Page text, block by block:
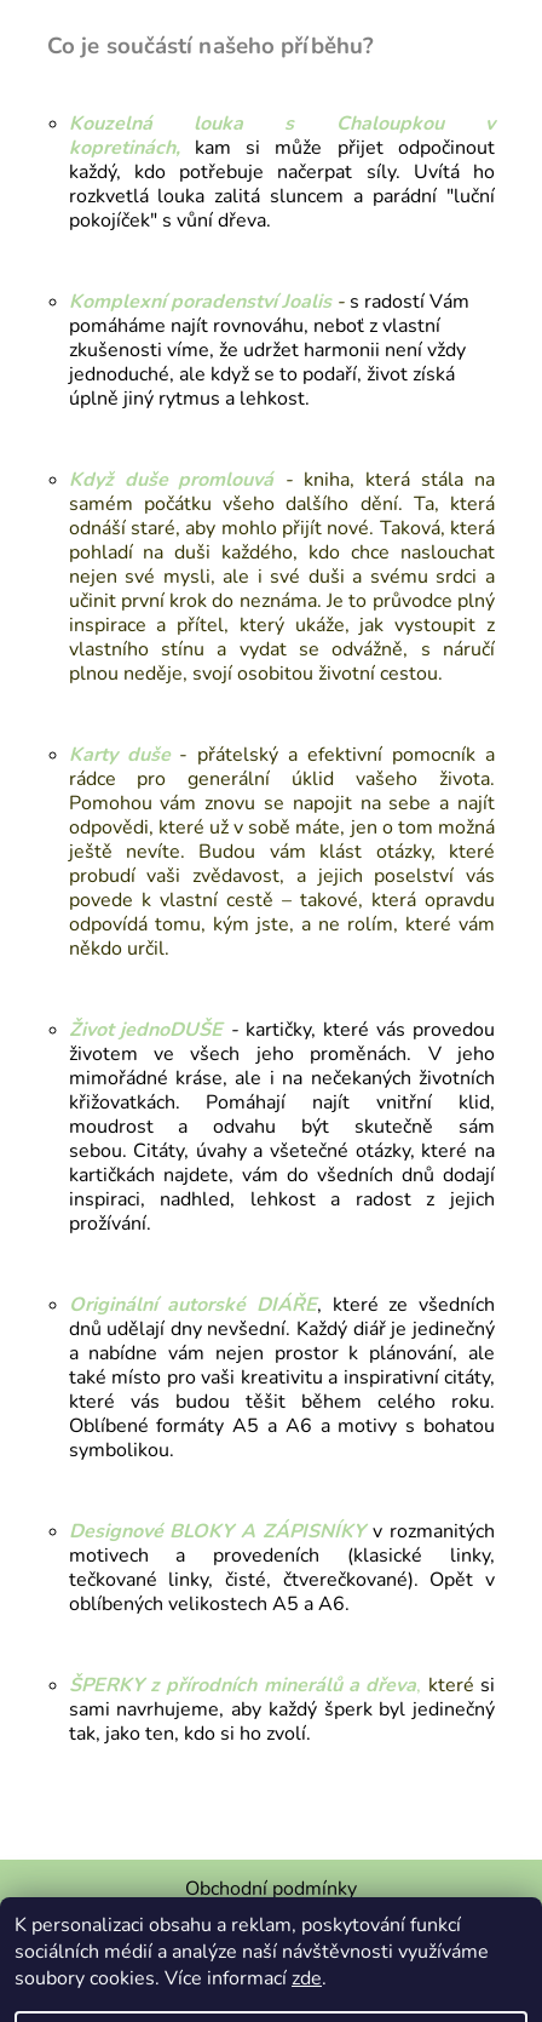
Co je součástí našeho příběhu?
Kouzelná louka s Chaloupkou v
kopretinách, kam si může přijet odpočinout
každý, kdo potřebuje načerpat síly. Uvítá ho
rozkvetlá louka zalitá sluncem a parádní "luční
pokojíček" s vůní dřeva.
Komplexní poradenství Joalis - s radostí Vám
pomáháme najít rovnováhu, neboť z vlastní
zkušenosti víme, že udržet harmonii není vždy
jednoduché, ale když se to podaří, život získá
úplně jiný rytmus a lehkost.
Když duše promlouvá - kniha, která stála na
samém počátku všeho dalšího dění. Ta, která
odnáší staré, aby mohlo přijít nové. Taková, která
pohladí na duši každého, kdo chce naslouchat
nejen své mysli, ale i své duši a svému srdci a
učinit první krok do neznáma. Je to průvodce plný
inspirace a přítel, který ukáže, jak vystoupit z
vlastního stínu a vydat se odvážně, s náručí
plnou neděje, svojí osobitou životní cestou.
Karty duše - přátelský a efektivní pomocník a
rádce pro generální úklid vašeho života.
Pomohou vám znovu se napojit na sebe a najít
odpovědi, které už v sobě máte, jen o tom možná
ještě nevíte. Budou vám klást otázky, které
probudí vaši zvědavost, a jejich poselství vás
povede k vlastní cestě – takové, která opravdu
odpovídá tomu, kým jste, a ne rolím, které vám
někdo určil.
Život jednoDUŠE - kartičky, které vás provedou
životem ve všech jeho proměnách. V jeho
mimořádné kráse, ale i na nečekaných životních
křižovatkách. Pomáhají najít vnitřní klid,
moudrost a odvahu být skutečně sám
sebou. Citáty, úvahy a všetečné otázky, které na
kartičkách najdete, vám do všedních dnů dodají
inspiraci, nadhled, lehkost a radost z jejich
prožívání.
Originální autorské DIÁŘE, které ze všedních
dnů udělají dny nevšední. Každý diář je jedinečný
a nabídne vám nejen prostor k plánování, ale
také místo pro vaši kreativitu a inspirativní citáty,
které vás budou těšit během celého roku.
Oblíbené formáty A5 a A6 a motivy s bohatou
symbolikou.
Designové BLOKY A ZÁPISNÍKYv rozmanitých
motivech a provedeních (klasické linky,
tečkované linky, čisté, čtverečkované). Opět v
oblíbených velikostech A5 a A6.
ŠPERKY z přírodních minerálů a dřeva, které si
sami navrhujeme, aby každý šperk byl jedinečný
tak, jako ten, kdo si ho zvolí.
Obchodní podmínky
Podmínky ochrany osobních údajů
Vzor odstoupení od smlouvy
Upozornění šperky
K personalizaci obsahu a reklam, poskytování funkcí
sociálních médií a analýze naší návštěvnosti využíváme
soubory cookies. Více informacízde.